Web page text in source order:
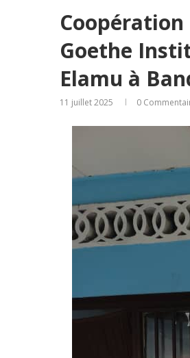
Goethe
Elamu à
11 juillet 2025 0